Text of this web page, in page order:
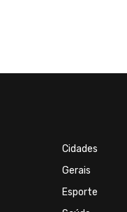
Cidades
Gerais
Esporte